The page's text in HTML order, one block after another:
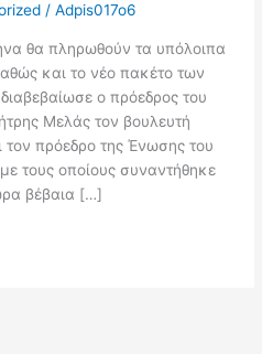
/Adpis017o6
θα πληρωθούν τα υπόλοιπα
και το νέο πακέτο των
ο πρόεδρος του
Μελάς τον βουλευτή
πρόεδρο της Ένωσης του
τους οποίους συναντήθηκε
βέβαια […]